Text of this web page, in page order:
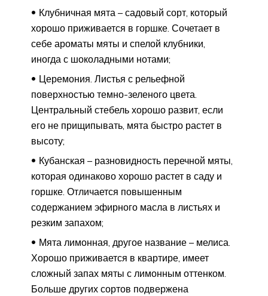
Клубничная мята – садовый сорт, который
хорошо приживается в горшке. Сочетает в
себе ароматы мяты и спелой клубники,
иногда с шоколадными нотами;
Церемония. Листья с рельефной
поверхностью темно-зеленого цвета.
Центральный стебель хорошо развит, если
его не прищипывать, мята быстро растет в
высоту;
Кубанская – разновидность перечной мяты,
которая одинаково хорошо растет в саду и
горшке. Отличается повышенным
содержанием эфирного масла в листьях и
резким запахом;
Мята лимонная, другое название – мелиса.
Хорошо приживается в квартире, имеет
сложный запах мяты с лимонным оттенком.
Больше других сортов подвержена